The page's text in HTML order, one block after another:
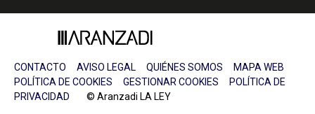
CONTACTO AVISO LEGAL QUIÉNES SOMOS
MAPA WEB
POLÍTICA DE COOKIES
GESTIONAR COOKIES
POLÍTICA DE
PRIVACIDAD © Aranzadi LA LEY